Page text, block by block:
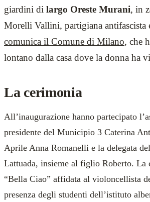
giardini di largo Oreste Murani, in
Morelli Vallini, partigiana antifascista
comunica il Comune di Milano, che
lontano dalla casa dove la donna ha
La cerimonia
All’inaugurazione hanno partecipato
presidente del Municipio 3 Caterina
Aprile Anna Romanelli e la delegata
Lattuada, insieme al figlio Roberto. La
“Bella Ciao” affidata al violoncellista
presenza degli studenti dell’istituto